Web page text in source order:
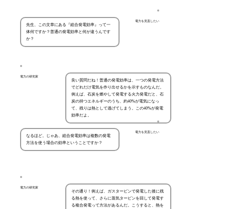
電力を見直したい
先生、この文章にある『総合発電効率』って一
体何ですか？普通の発電効率と何が違うんです
か？
電力の研究家
良い質問だね！普通の発電効率は、一つの発電方法
でどれだけ電気を作り出せるかを示すものなんだ。
例えば、石炭を燃やして発電する火力発電だと、石
炭の持つエネルギーのうち、約40%が電気になっ
て、残りは熱として逃げてしまう。この40%が発電
効率だよ。
電力を見直したい
なるほど。じゃあ、総合発電効率は複数の発電
方法を使う場合の効率ということですか？
電力の研究家
その通り！例えば、ガスタービンで発電した後に残
る熱を使って、さらに蒸気タービンを回して発電す
る複合発電って方法があるんだ。こうすると、熱を